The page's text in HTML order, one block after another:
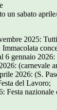
un sabato
2025:
6 gennaio
(carnevale
2026: (S.
del Lavoro;
Festa